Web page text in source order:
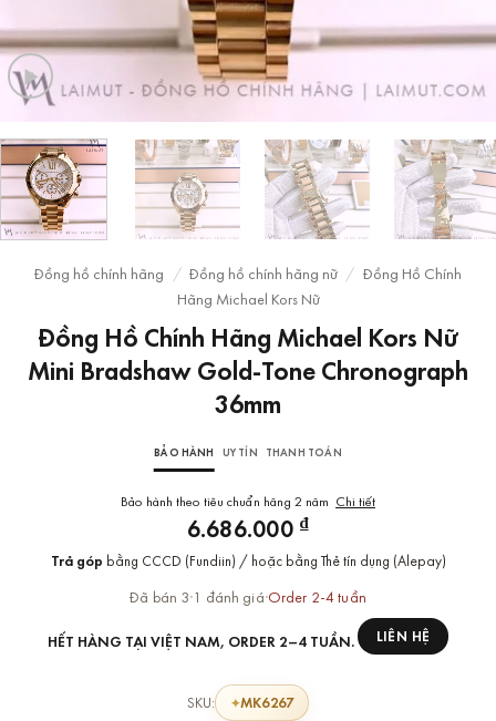
Đồng hồ chính hãng / Đồng hồ chính hãng nữ / Đồng Hồ Chính
Hãng Michael Kors Nữ
Đồng Hồ Chính Hãng Michael Kors Nữ
Mini Bradshaw Gold-Tone Chronograph
36mm
BẢO HÀNH UY TÍN THANH TOÁN
Bảo hành theo tiêu chuẩn hãng 2 năm Chi tiết
6.686.000 ₫
Trả góp bằng CCCD (Fundiin) / hoặc bằng Thẻ tín dụng (Alepay)
Đã bán 3·1 đánh giá·Order 2-4 tuần
HẾT HÀNG TẠI VIỆT NAM, ORDER 2–4 TUẦN. LIÊN HỆ
SKU: MK6267